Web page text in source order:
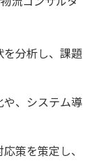
を分析し、課題
や、システム導
策を策定し、